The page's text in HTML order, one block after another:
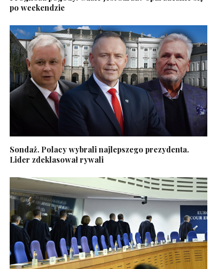
po weekendzie
Sondaż. Polacy wybrali najlepszego prezydenta.
Lider zdeklasował rywali